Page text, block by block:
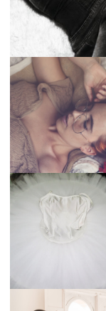
LA BAILARINA
BLANCA DE LA
CRUZ O COMO
REINVENTARSE
ANTE LA
ADVERSIDAD.
TUTORIAL PARA
HACER UN TUTÚ
DE BALLET DE